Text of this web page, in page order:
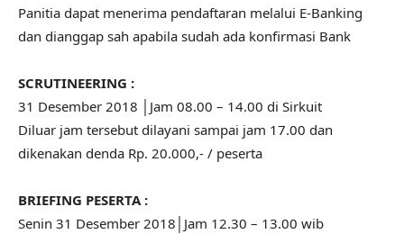
Panitia dapat menerima pendaftaran melalui E-Banking
dan dianggap sah apabila sudah ada konfirmasi Bank
SCRUTINEERING :
31 Desember 2018 │Jam 08.00 – 14.00 di Sirkuit
Diluar jam tersebut dilayani sampai jam 17.00 dan
dikenakan denda Rp. 20.000,- / peserta
BRIEFING PESERTA :
Senin 31 Desember 2018│Jam 12.30 – 13.00 wib